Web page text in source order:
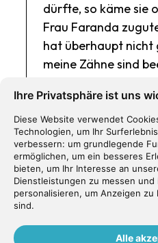
Ihre Privatsphäre ist uns
Diese Website verwendet
Technologien, um Ihr
verbessern: um grundlegende
ermöglichen, um ein besseres
bieten, um Ihr Interesse an
Dienstleistungen zu messen
personalisieren, um Anzeigen
sind.
Alle
dürfte, so käme sie
Frau Faranda
hat überhaupt nicht
meine Zähne sind
mit der ganzen
lassen!
B. Dietrich
Ich war heute das